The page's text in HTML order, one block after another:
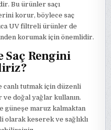
Bu ürünler saçı
korur, böylece saç
UV filtreli ürünler de
korumak için önemlidir.
Saç Rengini
tutmak için düzenli
doğal yağlar kullanın.
güneşe maruz kalmaktan
olarak keserek ve sağlıklı